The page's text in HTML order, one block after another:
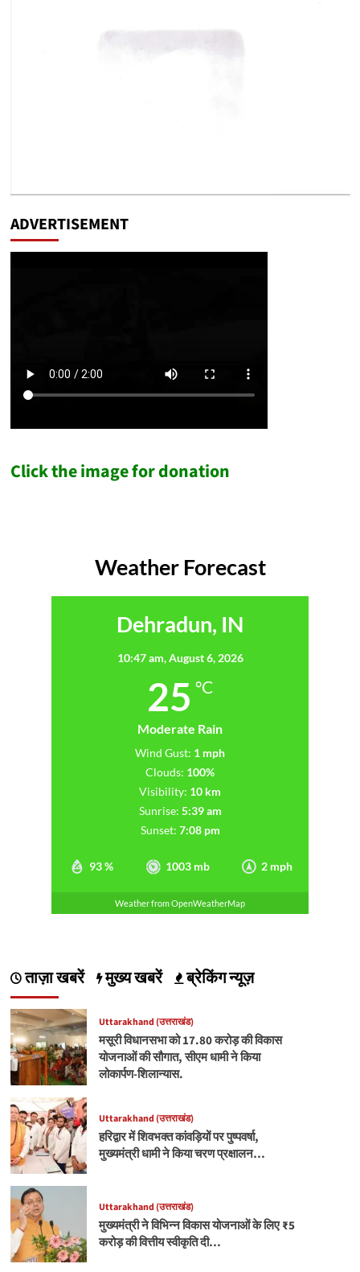
ADVERTISEMENT
Click the image for donation
Weather Forecast
Dehradun, IN
10:47 am,August 6, 2026
25 °C
Moderate Rain
93 % 1003 mb 2 mph
Wind Gust: 1 mph
Clouds: 100%
Visibility: 10 km
Sunrise: 5:39 am
Sunset: 7:08 pm
Weather from OpenWeatherMap
ताज़ा खबरें मुख्य खबरें ब्रेकिंग न्यूज़
Uttarakhand (उत्तराखंड)
मसूरी विधानसभा को 17.80 करोड़ की विकास
योजनाओं की सौगात, सीएम धामी ने किया
लोकार्पण-शिलान्यास.
Uttarakhand (उत्तराखंड)
हरिद्वार में शिवभक्त कांवड़ियों पर पुष्पवर्षा,
मुख्यमंत्री धामी ने किया चरण प्रक्षालन…
Uttarakhand (उत्तराखंड)
मुख्यमंत्री ने विभिन्न विकास योजनाओं के लिए ₹5
करोड़ की वित्तीय स्वीकृति दी…